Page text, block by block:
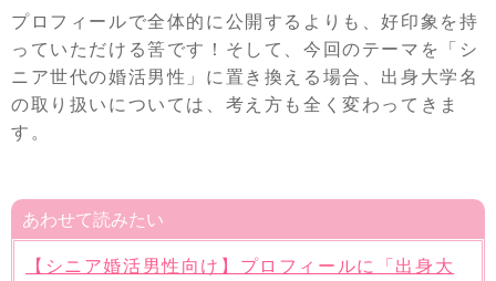
プロフィールで全体的に公開するよりも、好印象を持
っていただける筈です！そして、今回のテーマを「シ
ニア世代の婚活男性」に置き換える場合、出身大学名
の取り扱いについては、考え方も全く変わってきま
す。
あわせて読みたい
【シニア婚活男性向け】プロフィールに「出身大